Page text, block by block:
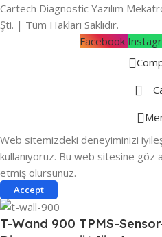
Cartech Diagnostic Yazılım
Şti. | Tüm Hakları Saklıdır.
Facebook
Web sitemizdeki deneyiminizi
kullanıyoruz. Bu web sitesine göz
etmiş olursunuz.
Accept
T-Wand 900 TPMS-